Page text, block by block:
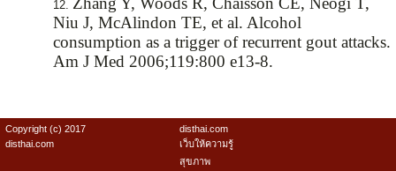
Niu J, McAlindon TE, et al. Alcohol
consumption as a trigger of recurrent gout attacks.
Am J Med 2006;119:800 e13-8.
Copyright (c) 2017
disthai.com
disthai.com
เว็บให้ความรู้
สุขภาพ